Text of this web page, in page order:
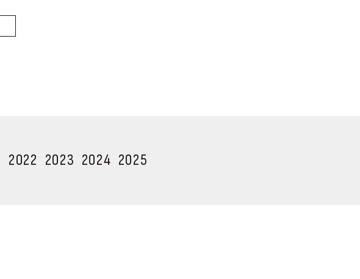
2022 2023 2024 2025